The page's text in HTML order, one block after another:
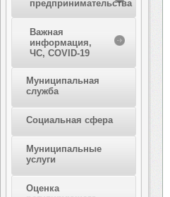
предпринимательства
Важная
информация,
ЧС, COVID-19
Муниципальная
служба
Социальная сфера
Муниципальные
услуги
Оценка